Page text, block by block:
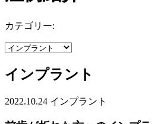
カテゴリー:
インプラント
2022.10.24 インプラント